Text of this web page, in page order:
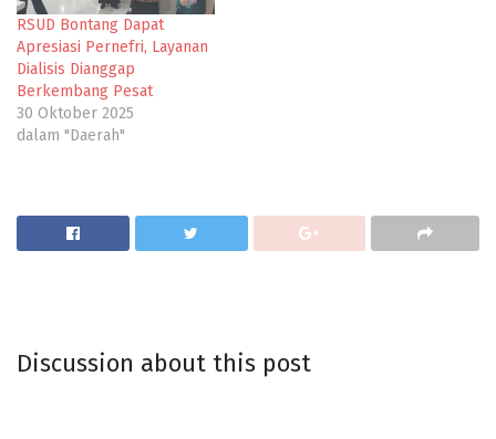
RSUD Bontang Dapat
Apresiasi Pernefri, Layanan
Dialisis Dianggap
Berkembang Pesat
30 Oktober 2025
dalam "Daerah"
Discussion about this post